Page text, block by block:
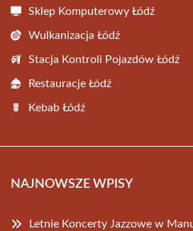
Sklep Komputerowy Łódź
Wulkanizacja Łódź
Stacja Kontroli Pojazdów Łódź
Restauracje Łódź
Kebab Łódź
NAJNOWSZE WPISY
Letnie Koncerty Jazzowe w